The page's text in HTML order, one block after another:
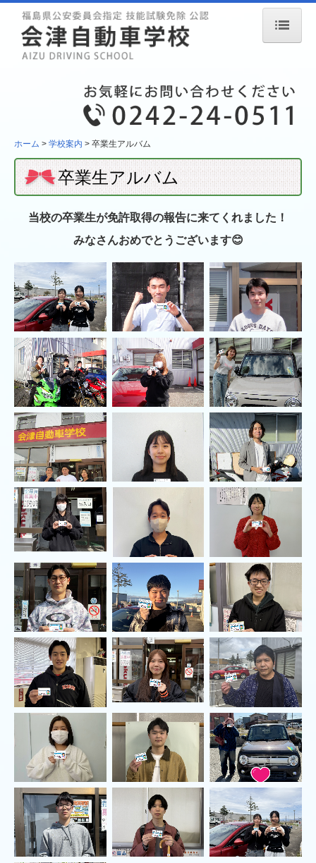
ホーム
ペーパードライバー講習
教習について
入校早期予約
教習の流れ
教習料金一覧
教習車種
小型車両・刈払機講習
小型車両系講習
刈払い機講習
学校案内
指導員紹介
会津自動車学校フォトアルバム
講習実績
アクセス
採用情報
ホーム 学校案内 卒業生アルバム
卒業生アルバム
当校の卒業生が免許取得の報告に来てくれました！
みなさんおめでとうございます😊